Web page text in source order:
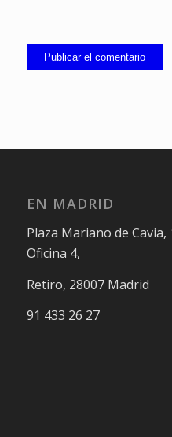
EN MADRID
Plaza Mariano de Cavia,
Oficina 4,
Retiro, 28007 Madrid
91 433 26 27